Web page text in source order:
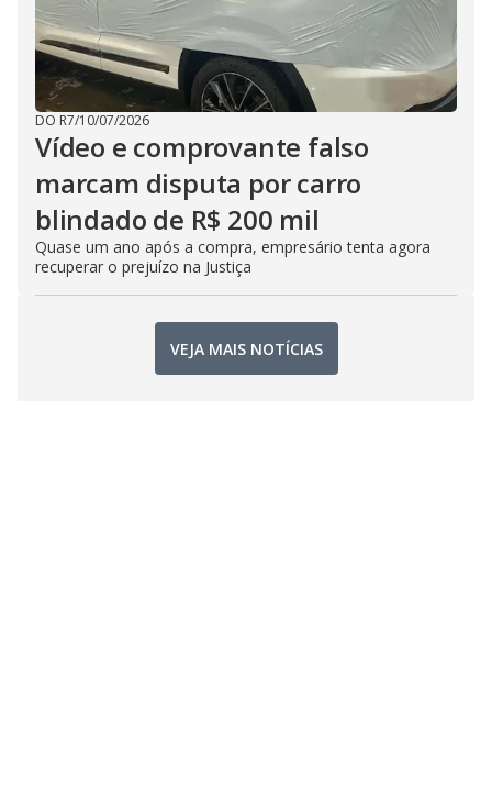
DO R7/10/07/2026
Vídeo e comprovante falso
marcam disputa por carro
blindado de R$ 200 mil
Quase um ano após a compra, empresário tenta agora
recuperar o prejuízo na Justiça
VEJA MAIS NOTÍCIAS